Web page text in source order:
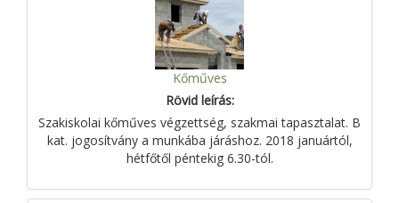
Kőműves
Rövid leírás:
Szakiskolai kőműves végzettség, szakmai tapasztalat. B
kat. jogosítvány a munkába járáshoz. 2018 januártól,
hétfőtől péntekig 6.30-tól.